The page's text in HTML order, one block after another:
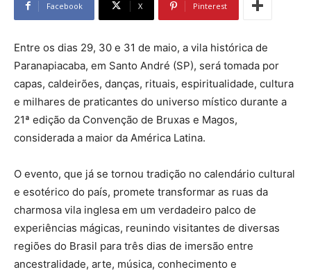
Facebook X Pinterest
Entre os dias 29, 30 e 31 de maio, a vila histórica de
Paranapiacaba, em Santo André (SP), será tomada por
capas, caldeirões, danças, rituais, espiritualidade, cultura
e milhares de praticantes do universo místico durante a
21ª edição da Convenção de Bruxas e Magos,
considerada a maior da América Latina.
O evento, que já se tornou tradição no calendário cultural
e esotérico do país, promete transformar as ruas da
charmosa vila inglesa em um verdadeiro palco de
experiências mágicas, reunindo visitantes de diversas
regiões do Brasil para três dias de imersão entre
ancestralidade, arte, música, conhecimento e